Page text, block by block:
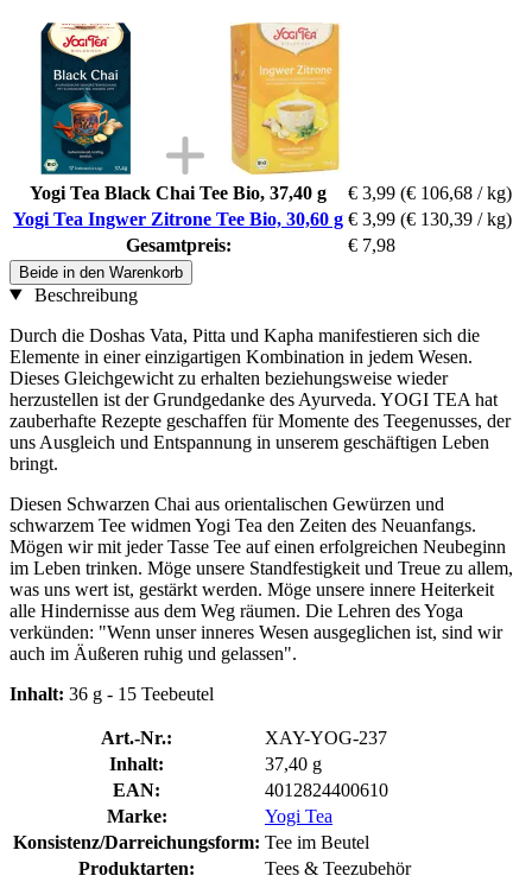
Yogi Tea Black Chai Tee Bio, 37,40 g € 3,99 (€ 106,68 / kg)
Yogi Tea Ingwer Zitrone Tee Bio, 30,60 g € 3,99 (€ 130,39 / kg)
Gesamtpreis:
€ 7,98
Beide in den Warenkorb
Beschreibung
Durch die Doshas Vata, Pitta und Kapha manifestieren sich die
Elemente in einer einzigartigen Kombination in jedem Wesen.
Dieses Gleichgewicht zu erhalten beziehungsweise wieder
herzustellen ist der Grundgedanke des Ayurveda. YOGI TEA hat
zauberhafte Rezepte geschaffen für Momente des Teegenusses, der
uns Ausgleich und Entspannung in unserem geschäftigen Leben
bringt.
Diesen Schwarzen Chai aus orientalischen Gewürzen und
schwarzem Tee widmen Yogi Tea den Zeiten des Neuanfangs.
Mögen wir mit jeder Tasse Tee auf einen erfolgreichen Neubeginn
im Leben trinken. Möge unsere Standfestigkeit und Treue zu allem,
was uns wert ist, gestärkt werden. Möge unsere innere Heiterkeit
alle Hindernisse aus dem Weg räumen. Die Lehren des Yoga
verkünden: "Wenn unser inneres Wesen ausgeglichen ist, sind wir
auch im Äußeren ruhig und gelassen".
Inhalt: 36 g - 15 Teebeutel
Art.-Nr.:
XAY-YOG-237
Inhalt:
37,40 g
EAN:
4012824400610
Marke:
Yogi Tea
Konsistenz/Darreichungsform: Tee im Beutel
Produktarten:
Tees & Teezubehör